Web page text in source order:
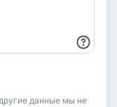
данные мы не